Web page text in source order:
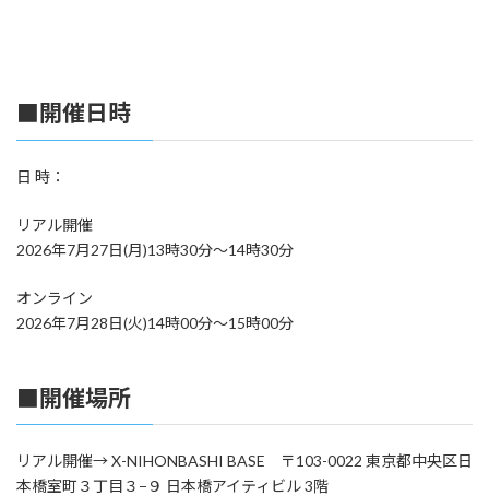
■開催日時
日 時：
リアル開催
2026年7月27日(月)13時30分～14時30分
オンライン
2026年7月28日(火)14時00分～15時00分
■開催場所
リアル開催→ X-NIHONBASHI BASE 〒103-0022 東京都中央区日
本橋室町３丁目３−９ 日本橋アイティビル 3階